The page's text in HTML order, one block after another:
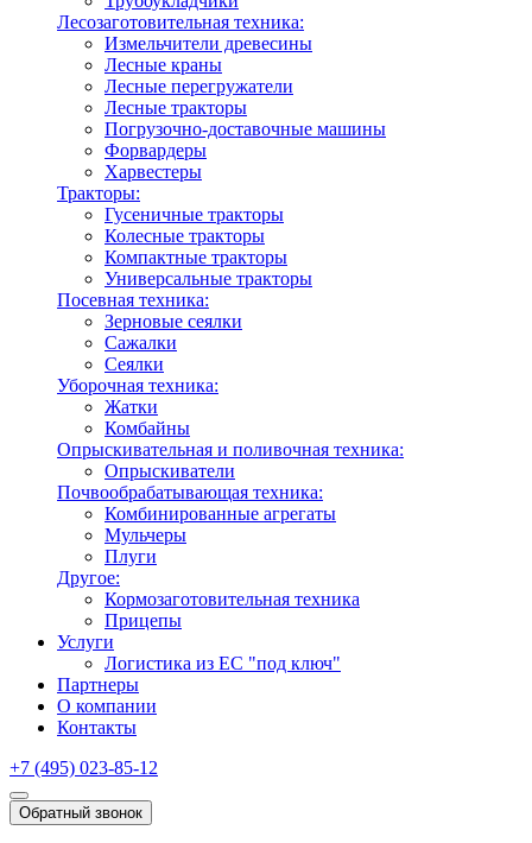
Лесозаготовительная техника:
Измельчители древесины
Лесные краны
Лесные перегружатели
Лесные тракторы
Погрузочно-доставочные машины
Форвардеры
Харвестеры
Тракторы:
Гусеничные тракторы
Колесные тракторы
Компактные тракторы
Универсальные тракторы
Посевная техника:
Зерновые сеялки
Сажалки
Сеялки
Уборочная техника:
Жатки
Комбайны
Опрыскивательная и поливочная техника:
Опрыскиватели
Почвообрабатывающая техника:
Комбинированные агрегаты
Мульчеры
Плуги
Другое:
Кормозаготовительная техника
Прицепы
Услуги
Логистика из ЕС "под ключ"
Партнеры
О компании
Контакты
+7 (495) 023-85-12
Обратный звонок